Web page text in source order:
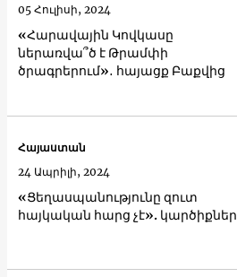
«Հարավային Կովկասը
ներառվա՞ծ է Թրամփի
ծրագրերում»․ հայացք Բաքվից
05 Հուլիսի, 2024
«Ցեղասպանությունը զուտ
հայկական հարց չէ». կարծիքներ
Հայաստան
24 Ապրիլի, 2024